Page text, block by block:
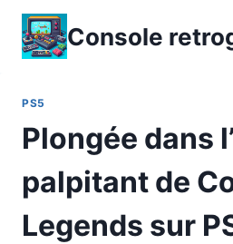
Aller
contenu
Console
PS5
Plongée dans
palpitant de
Legends sur